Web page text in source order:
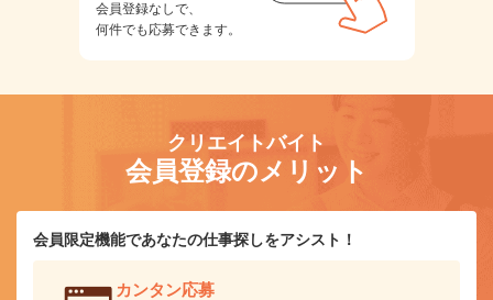
会員登録なしで、
何件でも応募できます。
クリエイトバイト
会員登録のメリット
会員限定機能であなたの仕事探しをアシスト！
カンタン応募